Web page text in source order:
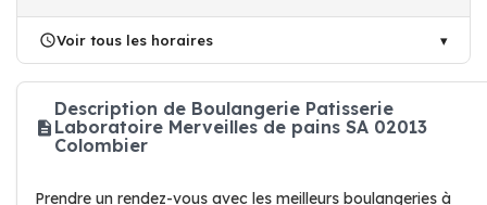
Voir tous les horaires
Description de Boulangerie Patisserie
Laboratoire Merveilles de pains SA 02013
Colombier
Prendre un rendez-vous avec les meilleurs boulangeries à